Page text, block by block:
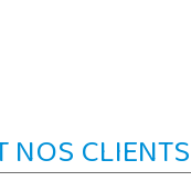
NOS CLIENTS